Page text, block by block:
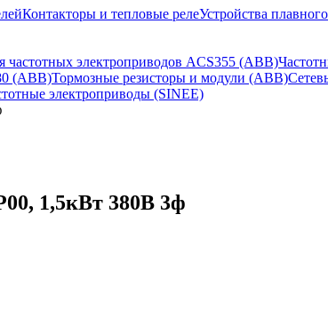
Контакторы и тепловые релеУстройства
частотных электроприводов ACS355 (ABB)
(ABB)Тормозные резисторы и модули (ABB)
электроприводы (SINEE)
1,5кВт 380В 3ф